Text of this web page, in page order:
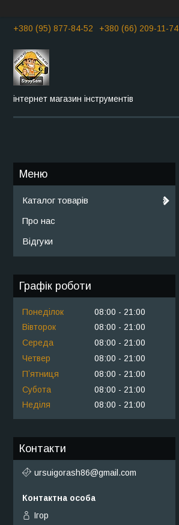
+380 (95) 877-84-52 +380 (66) 209-11-74
інтернет магазин інструментів
Каталог товарів
Про нас
Відгуки
Графік роботи
Понеділок 08:00
21:00
Вівторок
08:00
21:00
Середа
08:00
21:00
Четвер
08:00
21:00
Пʼятниця
08:00
21:00
Субота
08:00
21:00
Неділя
08:00 21:00
Контакти
ursuigorash86@gmail.com
Ігор